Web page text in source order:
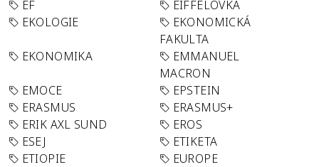
EF
EIFFELOVKA
EKOLOGIE
EKONOMICKÁ
FAKULTA
EKONOMIKA
EMMANUEL
MACRON
EMOCE
EPSTEIN
ERASMUS
ERASMUS+
ERIK AXL SUND
EROS
ESEJ
ETIKETA
ETIOPIE
EUROPE